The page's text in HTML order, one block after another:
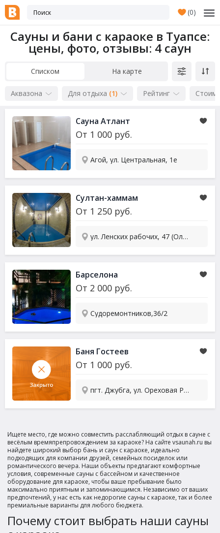
(0)
Сауны и бани с караоке в Туапсе:
цены, фото, отзывы: 4 саун
Списком На карте
Аквазона Для отдыха (1) Рейтинг
Сауна Атлант
От 1 000 руб.
Агой, ул. Центральная, 1е
Султан-хаммам
От 1 250 руб.
ул. Ленских рабочих, 47 (Олимп)
Барселона
От 2 000 руб.
Судоремонтников,36/2
Баня Гостеев
От 1 000 руб.
пгт. Джубга, ул. Ореховая Роща, д.4
Ищете место, где можно совместить расслабляющий отдых в сауне с
весёлым времяпрепровождением за караоке? На сайте vsaunah.ru вы
найдете широкий выбор бань и саун с караоке, идеально
подходящих для компании друзей, семейных посиделок или
романтического вечера. Наши объекты предлагают комфортные
условия, современные сауны с бассейном и качественное
оборудование для караоке, чтобы ваше пребывание было
максимально приятным и запоминающимся. Независимо от ваших
предпочтений, у нас есть как недорогие сауны с караоке, так и более
премиальные варианты для любого бюджета.
Почему стоит выбрать наши сауны